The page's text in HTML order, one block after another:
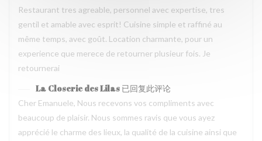
Restaurant tres agreable, personnel avec expertise, tres
gentil et amable avec esprit! Cuisine simple et raffiné au
même temps, avec goût. Location charmante, pour un
experience que merece de retourner plusieur fois. Je
retournerai
La Closerie des Lilas 已回复此评论
Cher Emanuele, Nous recevons vos compliments avec
beaucoup de plaisir. Nous sommes ravis que vous ayez
apprécié le charme des lieux, la qualité de la cuisine ainsi que